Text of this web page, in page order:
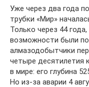
Уже через два года
трубки «Мир»
Только через 44
возможности были
алмазодобытчики
четыре десятилетия
в мире: его глубина
Но из-за аварии 4